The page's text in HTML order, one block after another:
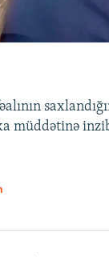
müddətinə